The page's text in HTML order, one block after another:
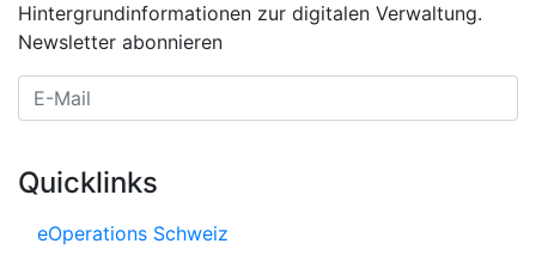
Hintergrundinformationen zur digitalen Verwaltung.
Newsletter abonnieren
E-Mail Adresse
Quicklinks
eOperations Schweiz